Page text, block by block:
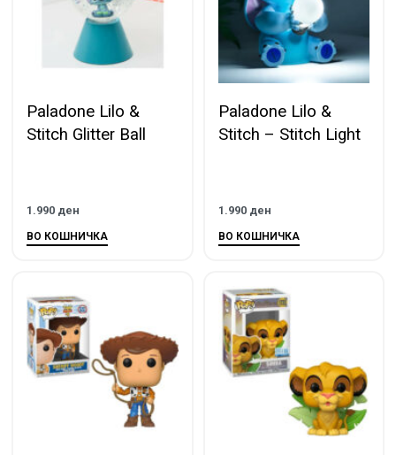
Paladone Lilo &
Stitch Glitter Ball
1.990 ден
ВО КОШНИЧКА
Paladone Lilo &
Stitch – Stitch Light
1.990 ден
ВО КОШНИЧКА